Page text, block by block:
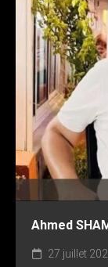
Ahmed
27 juillet